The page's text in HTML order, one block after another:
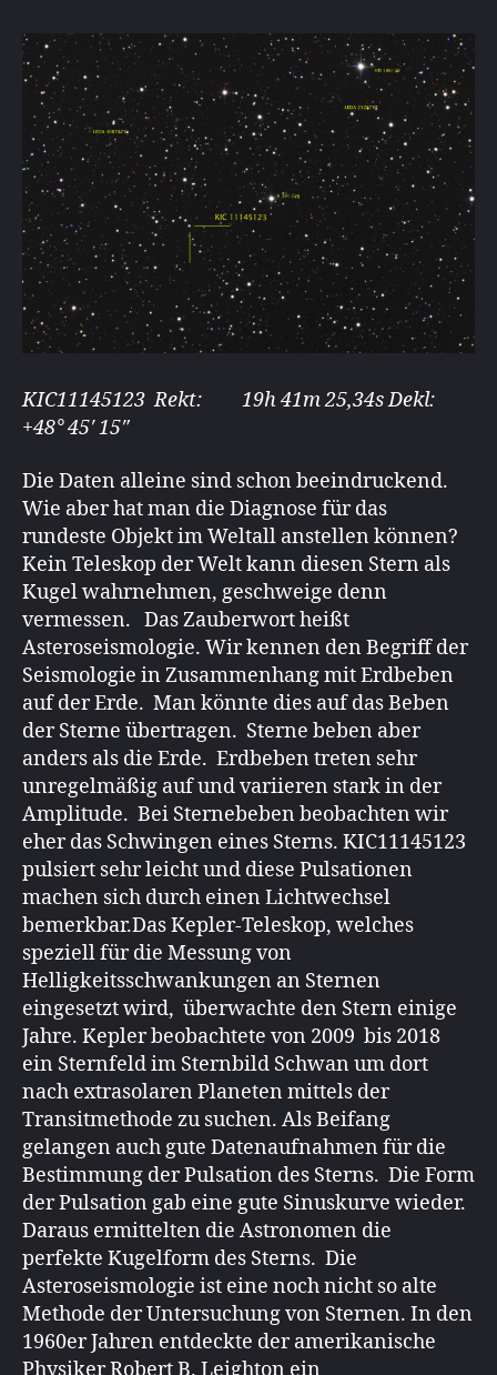
KIC11145123 Rekt: 19h 41m 25,34s Dekl:
+48° 45′ 15″
Die Daten alleine sind schon beeindruckend.
Wie aber hat man die Diagnose für das
rundeste Objekt im Weltall anstellen können?
Kein Teleskop der Welt kann diesen Stern als
Kugel wahrnehmen, geschweige denn
vermessen. Das Zauberwort heißt
Asteroseismologie. Wir kennen den Begriff der
Seismologie in Zusammenhang mit Erdbeben
auf der Erde. Man könnte dies auf das Beben
der Sterne übertragen. Sterne beben aber
anders als die Erde. Erdbeben treten sehr
unregelmäßig auf und variieren stark in der
Amplitude. Bei Sternebeben beobachten wir
eher das Schwingen eines Sterns. KIC11145123
pulsiert sehr leicht und diese Pulsationen
machen sich durch einen Lichtwechsel
bemerkbar.Das Kepler-Teleskop, welches
speziell für die Messung von
Helligkeitsschwankungen an Sternen
eingesetzt wird, überwachte den Stern einige
Jahre. Kepler beobachtete von 2009 bis 2018
ein Sternfeld im Sternbild Schwan um dort
nach extrasolaren Planeten mittels der
Transitmethode zu suchen. Als Beifang
gelangen auch gute Datenaufnahmen für die
Bestimmung der Pulsation des Sterns. Die Form
der Pulsation gab eine gute Sinuskurve wieder.
Daraus ermittelten die Astronomen die
perfekte Kugelform des Sterns. Die
Asteroseismologie ist eine noch nicht so alte
Methode der Untersuchung von Sternen. In den
1960er Jahren entdeckte der amerikanische
Physiker Robert B. Leighton ein